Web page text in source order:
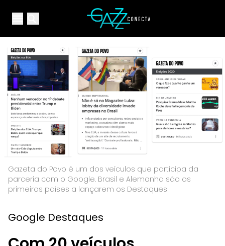
Open main menuYour Company
Gazeta do Povo é um dos veículos que participa da
parceria com o Google. Brasil e Alemanha são os
primeiros países a lançarem os Destaques
Google Destaques